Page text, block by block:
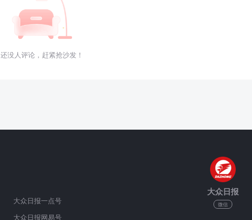
还没人评论，赶紧抢沙发！
大众日报一点号
大众日报网易号
大众日报
微信